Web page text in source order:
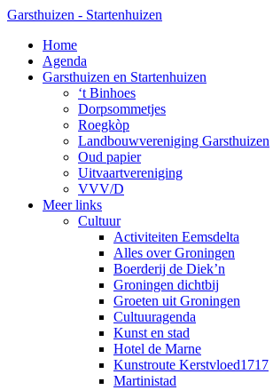
Skip
main
content
Garsthuizen - Startenhuizen
search
Menu
Home
Agenda
Garsthuizen en Startenhuizen
‘t Binhoes
Dorpsommetjes
Roegkòp
Landbouwvereniging Garsthuizen
Oud papier
Uitvaartvereniging
VVV/D
Meer links
Cultuur
Activiteiten Eemsdelta
Alles over Groningen
Boerderij de Diek’n
Groningen dichtbij
Groeten uit Groningen
Cultuuragenda
Kunst en stad
Hotel de Marne
Kunstroute Kerstvloed1717
Martinistad